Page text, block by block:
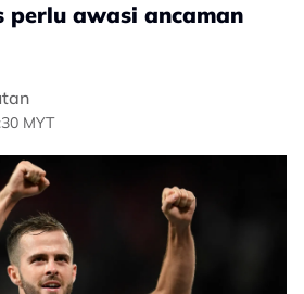
perlu awasi ancaman
MYT